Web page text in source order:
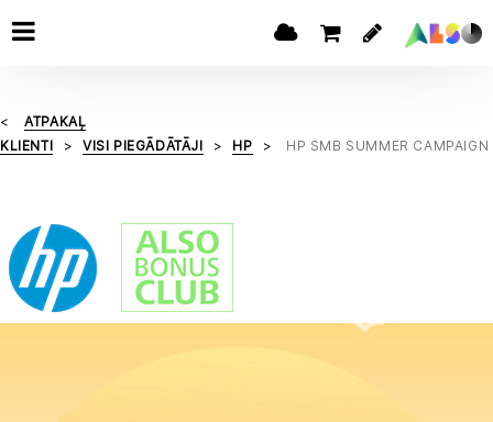
ATPAKAĻ
KLIENTI
VISI PIEGĀDĀTĀJI HP HP SMB SUMMER CAMPAIGN